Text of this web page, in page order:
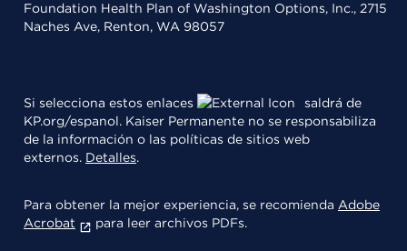
Foundation Health Plan of Washington Options, Inc., 2715
Naches Ave, Renton, WA 98057
Si selecciona estos enlaces
saldrá de
KP.org/espanol. Kaiser Permanente no se responsabiliza
de la información o las políticas de sitios web
externos. Detalles.
Para obtener la mejor experiencia, se recomienda Adobe
Acrobat
para leer archivos PDFs.